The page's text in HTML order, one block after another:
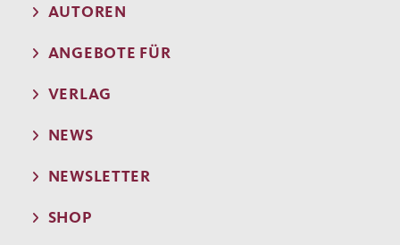
AUTOREN
ANGEBOTE FÜR
VERLAG
NEWS
NEWSLETTER
SHOP